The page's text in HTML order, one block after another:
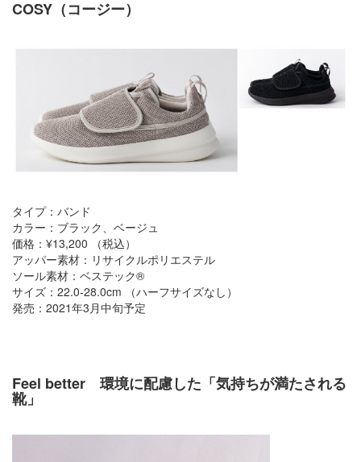
COSY（コージー）
タイプ：バンド
カラー：ブラック、ベージュ
価格：¥13,200 （税込）
アッパー素材：リサイクルポリエステル
ソール素材：ベステック®
サイズ：22.0-28.0cm （ハーフサイズなし）
発売：2021年3月中旬予定
Feel better 環境に配慮した「気持ちが満たされる
靴」